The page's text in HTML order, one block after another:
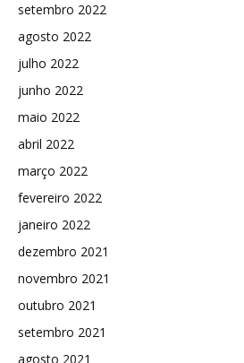
setembro 2022
agosto 2022
julho 2022
junho 2022
maio 2022
abril 2022
março 2022
fevereiro 2022
janeiro 2022
dezembro 2021
novembro 2021
outubro 2021
setembro 2021
agosto 2021